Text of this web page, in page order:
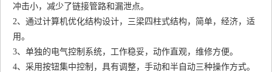
冲击小，减少了链接管路和漏泄点。
2、通过计算机优化结构设计，三梁四柱式结构，简单，经济，适
用。
3、单独的电气控制系统，工作稳妥，动作直观，维修方便。
4、采用按钮集中控制，具有调整，手动和半自动三种操作方式。